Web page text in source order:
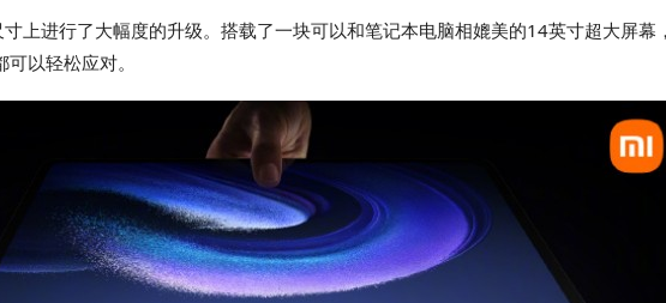
上进行了大幅度的升级。搭载了一块可以和笔记本电脑相媲美的14英寸超大屏
以轻松应对。